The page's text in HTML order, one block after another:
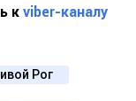
к viber-каналу
Рог